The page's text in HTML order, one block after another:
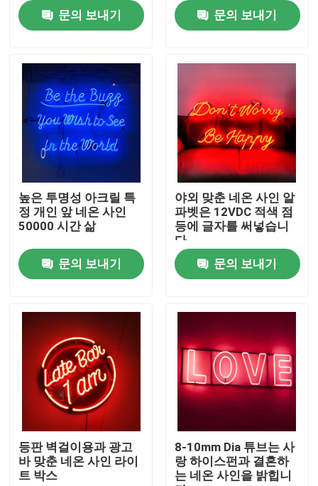
집
제품
우리에 대하여
공장 여행
품질 관리
인용문을 요구하세요
3d 서한 신호
채널 레터 신호
백리트 서한 신호
문의 보내기
문의 보내기
높은 투명성 아크릴 특
정 개인 앞 네온 사인
50000 시간 삶
문의 보내기
야외 맞춘 네온 사인 알
파벳은 12VDC 적색 점
등에 글자를 써넣습니
다
문의 보내기
등판 벽걸이용과 광고
바 맞춘 네온 사인 라이
트 박스
8-10mm Dia 튜브는 사
랑 하이스펀과 결혼하
는 네온 사인을 밝힙니